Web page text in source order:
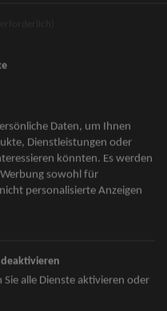
Daten, um Ihnen
Dienstleistungen oder
könnten. Es werden
sowohl für
personalisierte Anzeigen
alle Dienste aktivieren oder